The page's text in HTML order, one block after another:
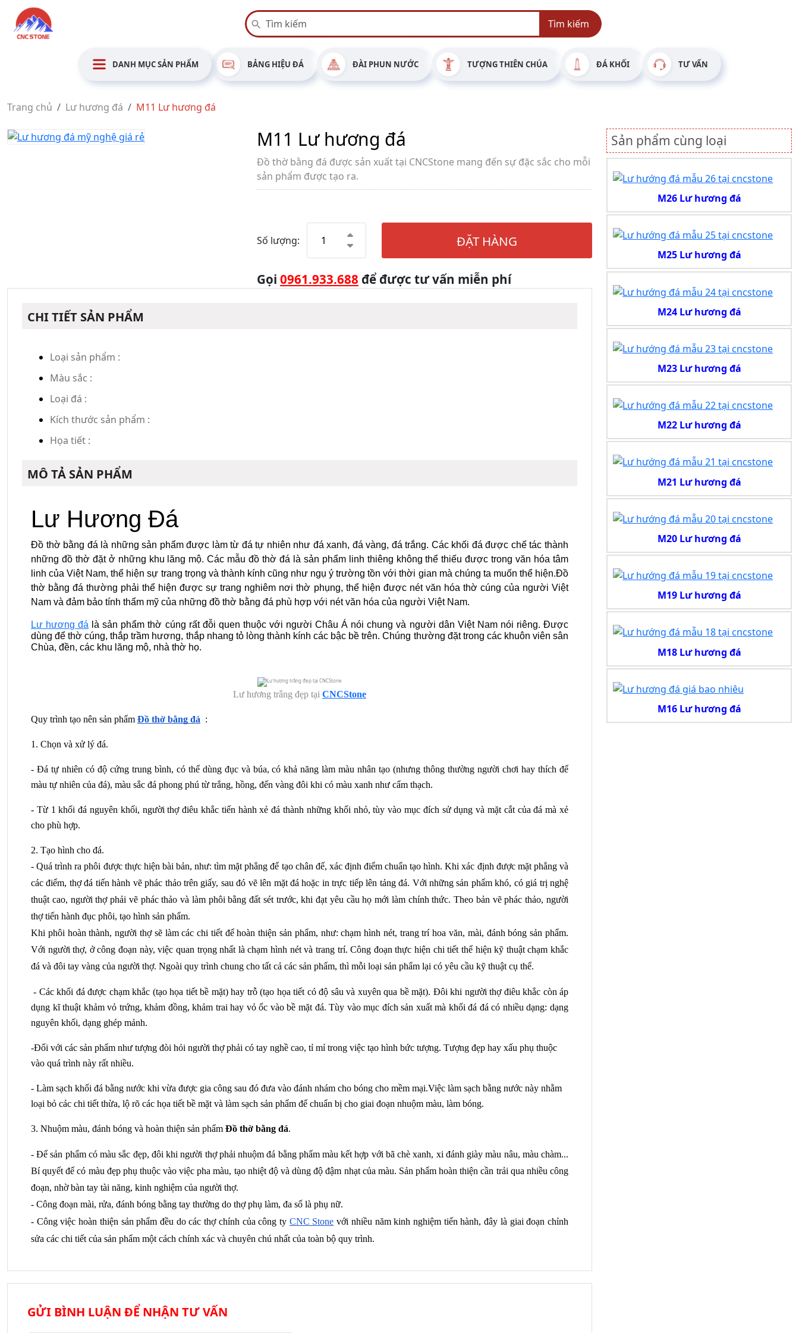
Tìm kiếm
DANH MỤC SẢN PHẨM BẢNG HIỆU ĐÁ ĐÀI PHUN NƯỚC TƯỢNG THIÊN CHÚA ĐÁ KHỐI TƯ VẤN
Trang chủ Lư hương đá M11 Lư hương đá
M11 Lư hương đá
Đồ thờ bằng đá được sản xuất tại CNCStone mang đến sự đặc sắc cho mỗi
sản phẩm được tạo ra.
Số lượng: ĐẶT HÀNG
Gọi 0961.933.688 để được tư vấn miễn phí
CHI TIẾT SẢN PHẨM
Loại sản phẩm :
Màu sắc :
Loại đá :
Kích thước sản phẩm :
Họa tiết :
MÔ TẢ SẢN PHẨM
Lư Hương Đá
Đồ thờ bằng đá là những sản phẩm được làm từ đá tự nhiên như đá xanh, đá vàng, đá trắng. Các khối đá được chế tác thành
những đồ thờ đặt ở những khu lăng mộ. Các mẫu đồ thờ đá là sản phẩm linh thiêng không thể thiếu được trong văn hóa tâm
linh của Việt Nam, thể hiện sự trang trọng và thành kính cũng như ngụ ý trường tồn với thời gian mà chúng ta muốn thể hiện.Đồ
thờ bằng đá thường phải thể hiện được sự trang nghiêm nơi thờ phụng, thể hiện được nét văn hóa thờ cúng của người Việt
Nam và đảm bảo tính thẩm mỹ của những đồ thờ bằng đá phù hợp với nét văn hóa của người Việt Nam.
Lư hương đá là sản phẩm thờ cúng rất đỗi quen thuộc với người Châu Á nói chung và người dân Việt Nam nói riêng. Được
dùng để thờ cúng, thắp trầm hương, thắp nhang tỏ lòng thành kính các bậc bề trên. Chúng thường đặt trong các khuôn viên sân
Chùa, đền, các khu lăng mộ, nhà thờ họ.
Lư hương trắng đẹp tại CNCStone
Quy trình tạo nên sản phẩm Đồ thờ bằng đá :
1. Chọn và xử lý đá.
- Đá tự nhiên có độ cứng trung bình, có thể dùng đục và búa, có khả năng làm màu nhân tạo (nhưng thông thường người chơi hay thích để
màu tự nhiên của đá), màu sắc đá phong phú từ trắng, hồng, đến vàng đôi khi có màu xanh như cẩm thạch.
- Từ 1 khối đá nguyên khối, người thợ điêu khắc tiến hành xẻ đá thành những khối nhỏ, tùy vào mục đích sử dụng và mặt cắt của đá mà xẻ
cho phù hợp.
2. Tạo hình cho đá.
- Quá trình ra phôi được thực hiện bài bản, như: tìm mặt phẳng để tạo chân đế, xác định điểm chuẩn tạo hình. Khi xác định được mặt phẳng và
các điểm, thợ đá tiến hành vẽ phác thảo trên giấy, sau đó vẽ lên mặt đá hoặc in trực tiếp lên tảng đá. Với những sản phẩm khó, có giá trị nghệ
thuật cao, người thợ phải vẽ phác thảo và làm phôi bằng đất sét trước, khi đạt yêu cầu họ mới làm chính thức. Theo bản vẽ phác thảo, người
thợ tiến hành đục phôi, tạo hình sản phẩm.
Khi phôi hoàn thành, người thợ sẽ làm các chi tiết để hoàn thiện sản phẩm, như: chạm hình nét, trang trí hoa văn, mài, đánh bóng sản phẩm.
Với người thợ, ở công đoạn này, việc quan trọng nhất là chạm hình nét và trang trí. Công đoạn thực hiện chi tiết thể hiện kỹ thuật chạm khắc
đá và đôi tay vàng của người thợ. Ngoài quy trình chung cho tất cả các sản phẩm, thì mỗi loại sản phẩm lại có yêu cầu kỹ thuật cụ thể.
- Các khối đá được chạm khắc (tạo họa tiết bề mặt) hay trỗ (tạo họa tiết có độ sâu và xuyên qua bề mặt). Đôi khi người thợ điêu khắc còn áp
dụng kĩ thuật khảm vỏ trứng, khảm đồng, khảm trai hay vỏ ốc vào bề mặt đá. Tùy vào mục đích sản xuất mà khối đá đá có nhiều dạng: dạng
nguyên khối, dạng ghép mảnh.
-Đối với các sản phẩm như tượng đòi hỏi người thợ phải có tay nghề cao, tỉ mỉ trong việc tạo hình bức tượng. Tượng đẹp hay xấu phụ thuộc
vào quá trình này rất nhiều.
- Làm sạch khối đá bằng nước khi vừa được gia công sau đó đưa vào đánh nhám cho bóng cho mềm mại.Việc làm sạch bằng nước này nhằm
loại bỏ các chi tiết thừa, lộ rõ các họa tiết bề mặt và làm sạch sản phẩm để chuẩn bị cho giai đoạn nhuộm màu, làm bóng.
3. Nhuộm màu, đánh bóng và hoàn thiện sản phẩm Đồ thờ bằng đá.
- Để sản phẩm có màu sắc đẹp, đôi khi người thợ phải nhuộm đá bằng phẩm màu kết hợp với bã chè xanh, xi đánh giày màu nâu, màu chàm...
Bí quyết để có màu đẹp phụ thuộc vào việc pha màu, tạo nhiệt độ và dùng độ đậm nhạt của màu. Sản phẩm hoàn thiện cần trải qua nhiều công
đoạn, nhờ bàn tay tài năng, kinh nghiệm của người thợ.
- Công đoạn mài, rửa, đánh bóng bằng tay thường do thợ phụ làm, đa số là phụ nữ.
- Công việc hoàn thiện sản phẩm đều do các thợ chính của công ty CNC Stone với nhiều năm kinh nghiệm tiến hành, đây là giai đoạn chỉnh
sửa các chi tiết của sản phẩm một cách chính xác và chuyên chú nhất của toàn bộ quy trình.
GỬI BÌNH LUẬN ĐỂ NHẬN TƯ VẤN
Sản phẩm cùng loại
M26 Lư hương đá
M25 Lư hương đá
M24 Lư hương đá
M23 Lư hương đá
M22 Lư hương đá
M21 Lư hương đá
M20 Lư hương đá
M19 Lư hương đá
M18 Lư hương đá
M16 Lư hương đá